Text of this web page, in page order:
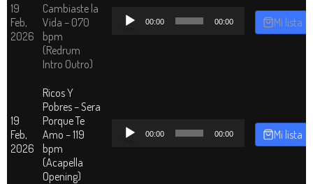
19
Feb,
2026
Cambiaste la
Vida – 070
bpm
(Redrum
Intro Outro)
Reproductor
00:00 00:00 Mi lista
19
Feb,
2026
Ricos Y
Pobres – Sera
Porque Te
Amo – 119
bpm
(Acapella
Opening)
Reproductor
00:00 00:00 Mi lista